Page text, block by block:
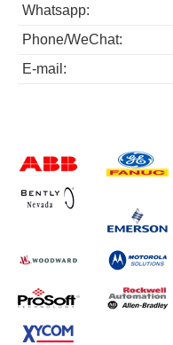
Whatsapp:
Phone/WeChat:
E-mail: